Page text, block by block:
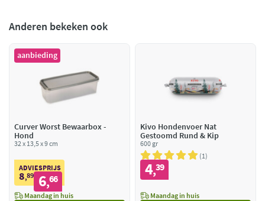
Anderen bekeken ook
aanbieding
Curver Worst Bewaarbox -
Hond
32 x 13,5 x 9 cm
ADVIESPRIJS
8,89 6,66
Maandag in huis
Kivo Hondenvoer Nat
Gestoomd Rund & Kip
600 gr
1
4,39
Maandag in huis